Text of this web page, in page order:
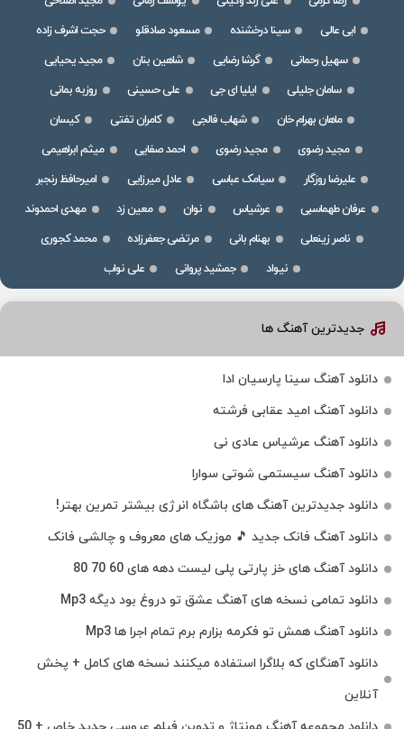
ابی عالی
سینا درخشنده مسعود صادقلو
حجت اشرف زاده
سهیل رحمانی
گرشا رضایی شاهین بنان
مجید یحیایی
سامان جلیلی
ایلیا ای جی علی حسینی
روزبه بمانی
ماهان بهرام خان
شهاب فالجی کامران تفتی
کیسان
مجید رضوی
مجید رضوی احمد صفایی
میثم ابراهیمی
علیرضا روزگار
سیامک عباسی عادل میرزایی
امیرحافظ رنجبر
عرفان طهماسبی
عرشیاس نوان معین زد
مهدی احمدوند
ناصر زینعلی
بهنام بانی مرتضی جعفرزاده
محمد کجوری
نیواد
جمشید پروانی علی نواب
جدیدترین آهنگ ها
دانلود آهنگ سینا پارسیان ادا
دانلود آهنگ امید عقابی فرشته
دانلود آهنگ عرشیاس عادی نی
دانلود آهنگ سیستمی شوتی سوارا
دانلود جدیدترین آهنگ‌ های باشگاه انرژی بیشتر تمرین بهتر!
دانلود آهنگ فانک جدید 🎵 موزیک‌ های معروف و چالشی فانک
دانلود آهنگ های خز پارتی پلی لیست دهه های 60 70 80
دانلود تمامی نسخه های آهنگ عشق تو دروغ بود دیگه Mp3
دانلود آهنگ همش تو فکرمه بزارم برم تمام اجرا ها Mp3
دانلود آهنگای که بلاگرا استفاده میکنند نسخه های کامل + پخش
آنلاین